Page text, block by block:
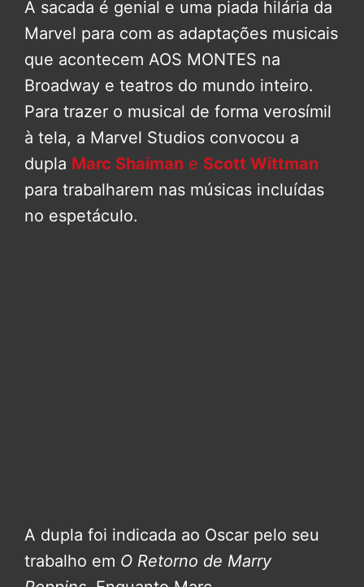
A sacada é genial e uma piada hilária da
Marvel para com as adaptações musicais
que acontecem AOS MONTES na
Broadway e teatros do mundo inteiro.
Para trazer o musical de forma verosímil
à tela, a Marvel Studios convocou a
dupla Marc Shaiman e Scott Wittman
para trabalharem nas músicas incluídas
no espetáculo.
A dupla foi indicada ao Oscar pelo seu
trabalho em O Retorno de Marry